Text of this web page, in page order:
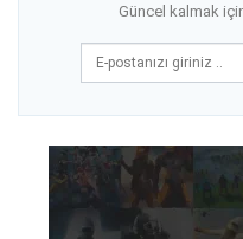
Güncel kalmak